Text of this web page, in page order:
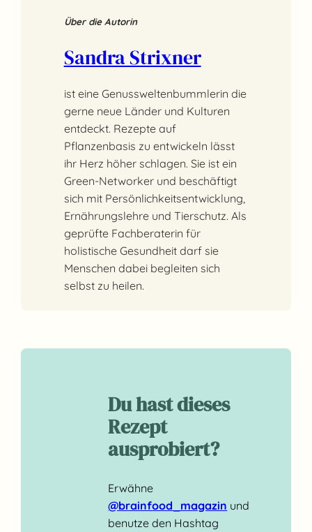
Über die Autorin
Sandra Strixner
ist eine Genussweltenbummlerin die
gerne neue Länder und Kulturen
entdeckt. Rezepte auf
Pflanzenbasis zu entwickeln lässt
ihr Herz höher schlagen. Sie ist ein
Green-Networker und beschäftigt
sich mit Persönlichkeitsentwicklung,
Ernährungslehre und Tierschutz. Als
geprüfte Fachberaterin für
holistische Gesundheit darf sie
Menschen dabei begleiten sich
selbst zu heilen.
Du hast dieses
Rezept
ausprobiert?
Erwähne
@brainfood_magazin und
benutze den Hashtag